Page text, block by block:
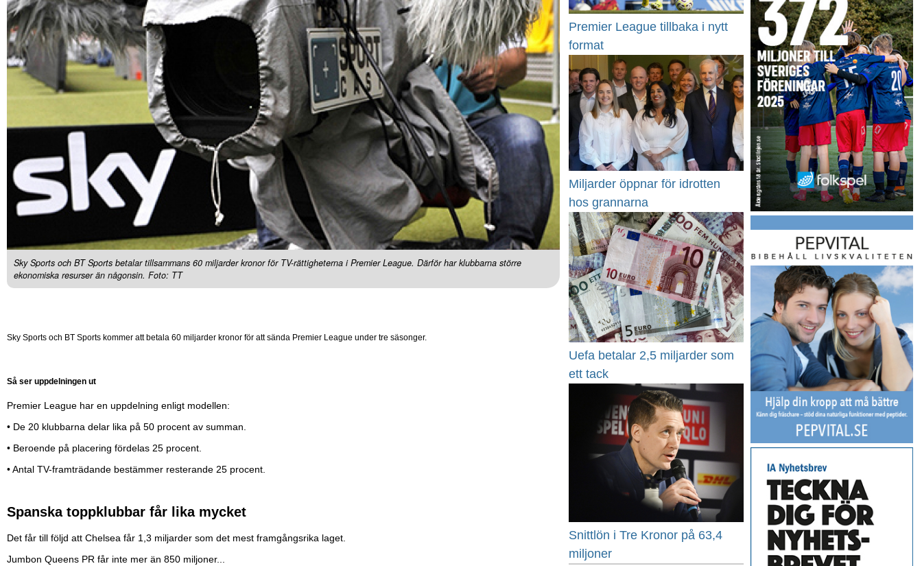
Sky Sports och BT Sports betalar tillsammans 60 miljarder kronor för TV-rättigheterna i Premier League. Därför har klubbarna större
ekonomiska resurser än någonsin. Foto: TT
Sky Sports och BT Sports kommer att betala 60 miljarder kronor för att sända Premier League under tre säsonger.
Så ser uppdelningen ut
Premier League har en uppdelning enligt modellen:
• De 20 klubbarna delar lika på 50 procent av summan.
• Beroende på placering fördelas 25 procent.
• Antal TV-framträdande bestämmer resterande 25 procent.
Spanska toppklubbar får lika mycket
Det får till följd att Chelsea får 1,3 miljarder som det mest framgångsrika laget.
Jumbon Queens PR får inte mer än 850 miljoner...
Premier League tillbaka i nytt
format
Miljarder öppnar för idrotten
hos grannarna
Uefa betalar 2,5 miljarder som
ett tack
Snittlön i Tre Kronor på 63,4
miljoner